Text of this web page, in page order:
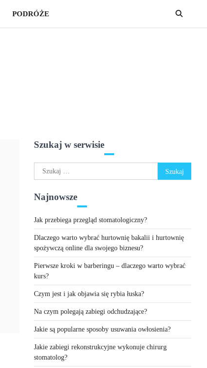
PODRÓŻE
Szukaj w serwisie
Szukaj:
Najnowsze
Jak przebiega przegląd stomatologiczny?
Dlaczego warto wybrać hurtownię bakalii i hurtownię
spożywczą online dla swojego biznesu?
Pierwsze kroki w barberingu – dlaczego warto wybrać
kurs?
Czym jest i jak objawia się rybia łuska?
Na czym polegają zabiegi odchudzające?
Jakie są popularne sposoby usuwania owłosienia?
Jakie zabiegi rekonstrukcyjne wykonuje chirurg
stomatolog?